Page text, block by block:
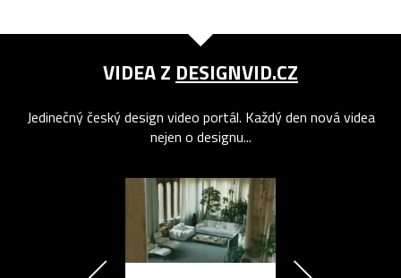
VIDEA Z DESIGNVID.CZ
Jedinečný český design video portál. Každý den nová videa
nejen o designu...